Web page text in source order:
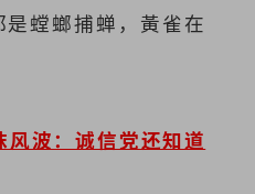
螳螂捕蝉，黃雀在
风波：诚信党还知道